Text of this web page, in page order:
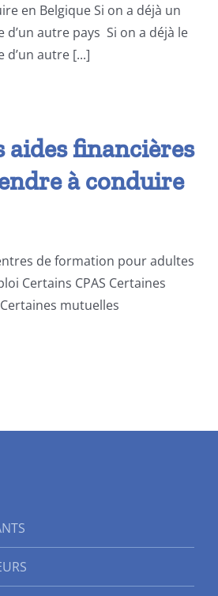
en Belgique Si on a déjà un
autre pays Si on a déjà le
autre [...]
aides financières
à conduire
de formation pour adultes
Certains CPAS Certaines
mutuelles